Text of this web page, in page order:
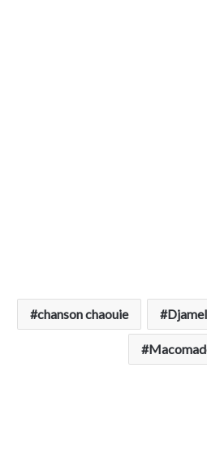
chanson chaouie